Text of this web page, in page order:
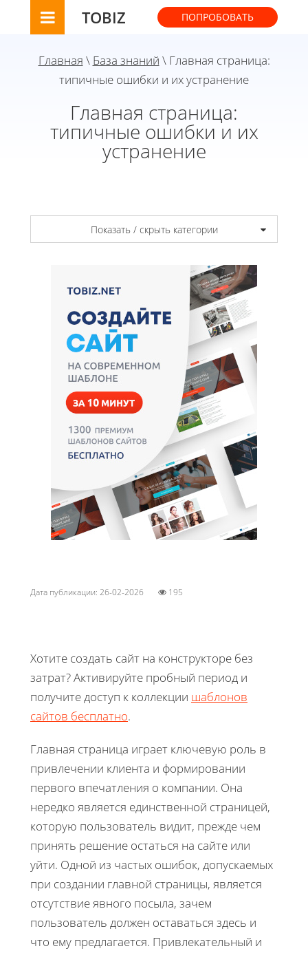
TOBIZ ПОПРОБОВАТЬ
Главная \ База знаний \ Главная страница:
типичные ошибки и их устранение
Главная страница:
типичные ошибки и их
устранение
Показать / скрыть категории
Дата публикации: 26-02-2026 195
Хотите создать сайт на конструкторе без
затрат? Активируйте пробный период и
получите доступ к коллекции шаблонов
сайтов бесплатно.
Главная страница играет ключевую роль в
привлечении клиента и формировании
первого впечатления о компании. Она
нередко является единственной страницей,
которую пользователь видит, прежде чем
принять решение остаться на сайте или
уйти. Одной из частых ошибок, допускаемых
при создании главной страницы, является
отсутствие явного посыла, зачем
пользователь должен оставаться здесь и
что ему предлагается. Привлекательный и